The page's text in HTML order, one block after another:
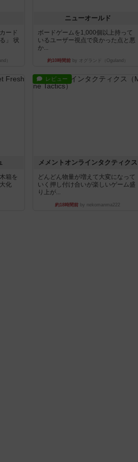
ード
」 状
）
ニューオールド
ボードゲームを1,000個以上持って
いるユーザー視点で良かった点と悪
か...
約10時間前by オグランド（Oguland）
箱を
化
レビュー
メメントオンラインタクティクス
どんどん物量が増えて大変になって
いく押し付け合いが楽しいゲーム盛
り上が...
約18時間前 by nekomanma222